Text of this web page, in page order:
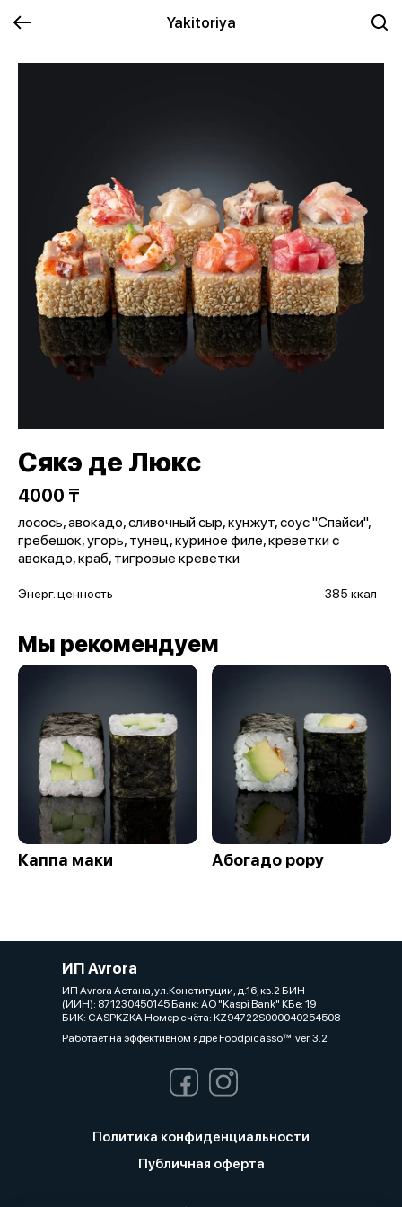
Yakitoriya
Сякэ де Люкс
4000 ₸
лосось, авокадо, сливочный сыр, кунжут, соус "Спайси",
гребешок, угорь, тунец, куриное филе, креветки c
авокадо, краб, тигровые креветки
Энерг. ценность 385 ккал
Мы рекомендуем
Каппа маки Абогадо рору
ИП Avrora
ИП Avrora Астана, ул.Конституции, д.16, кв.2 БИН
(ИИН): 871230450145 Банк: АО "Kaspi Bank" КБе: 19
БИК: CASPKZKA Номер счёта: KZ94722S000040254508
Работает на эффективном ядреFoodpicássover. 3.2
Политика конфиденциальности
Публичная оферта